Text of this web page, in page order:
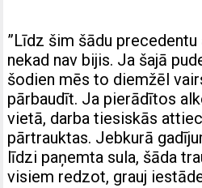
”Līdz šim šādu
nekad nav bijis. Ja šajā
šodien mēs to diemžēl
pārbaudīt. Ja pierādītos
vietā, darba tiesiskās
pārtrauktas. Jebkurā
līdzi paņemta sula, šāda
visiem redzot, grauj